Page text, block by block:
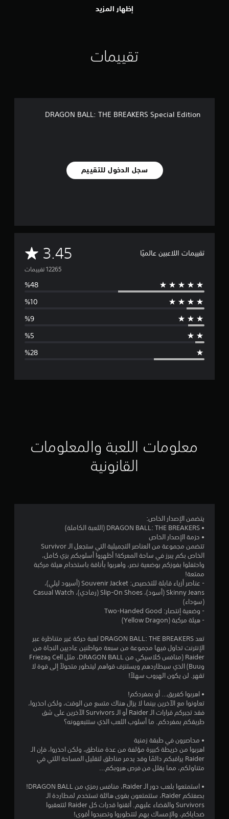
إظهار المزيد
تقييمات
DRAGON BALL: THE BREAKERS Special Edition
سجل الدخول للتقييم
تقييمات اللاعبين عالميًا 3.45 م
ت
و
س
ت
ي
ن
و
ن
5
ج
م
م
ن
معلومات اللعبة والمعلومات
القانونية
يتضمن الإصدار الخاص:
• DRAGON BALL: THE BREAKERS (اللعبة الكاملة)
• حزمة الإصدار الخاص
تتضمن مجموعة من العناصر التجميلية التي ستجعل الـ Survivor
الخاص بكم يبرز في ساحة المعركة! أظهروا أسلوبكم بزي كامل،
واحتفلوا بفوزكم بوضعية نصر، واهربوا بأناقة باستخدام هيئة مركبة
ممتعة!
- عناصر أزياء قابلة للتخصيص: Souvenir Jacket (أسيود ليلي)،
Skinny Jeans (أسود)، Slip-On Shoes (رمادي)، Casual Watch
(سوداء)
- وضعية إنتصار: Two-Handed Good
- هيئة مركبة (Yellow Dragon)
تعد DRAGON BALL: THE BREAKERS لعبة حركة غير متناظرة عبر
الإنترنت تحاول فيها مجموعة من سبعة مواطنين عاديين النجاة من
Raider (منافس كلاسيكي من DRAGON BALL، مثل Cell وFrieza
وBuu) الذي سيطاردهم ويستنزف قواهم ليتطور متحولاً إلى قوة لا
تقهر. لن يكون الهروب سهلاً!
• اهربوا كفريق… أو بمفردكم!
تعاونوا مع الآخرين بينما لا يزال هناك متسع من الوقت، ولكن احذروا،
فقد تجبركم قرارات الـ Raider أو الـ Survivors الآخرين على شق
طريقكم بمفردكم. ما أسلوب اللعب الذي ستتبعهونه؟
• محاصرون في طبقة زمنية
اهربوا من خريطة كبيرة مؤلفة من عدة مناطق، ولكن احذروا، فإن الـ
Raider يراقبكم دائمًا وقد يدمر مناطق لتقليل المساحة اللتي في
متناولكم، مما يقلل من فرص هروبكم...
• استمتعوا بلعب دور الـ Raider، منافس رمزي من DRAGON BALL!
بصفتكم Raider، ستتمتعون بقوى هائلة تستخدم لمطاردة الـ
Survivors والقضاء عليهم. أتقنوا قدرات كل Raider لتتعقبوا
ضحاياكم، والإمساك بهم لتتطوروا وتصبحوا أقوى!